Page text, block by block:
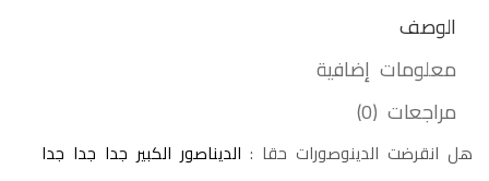
الوصف
معلومات إضافية
مراجعات (0)
هل انقرضت الدينوصورات حقا : الديناصور الكبير جدا جدا جدا